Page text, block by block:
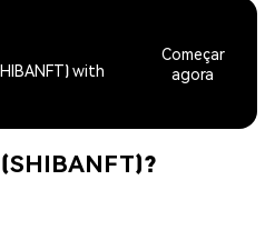
with
Começar
agora